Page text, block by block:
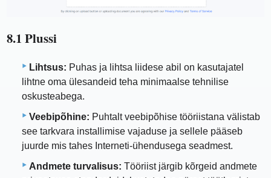
8.1 Plussi
Lihtsus: Puhas ja lihtsa liidese abil on kasutajatel
lihtne oma ülesandeid teha minimaalse tehnilise
oskusteabega.
Veebipõhine: Puhtalt veebipõhise tööriistana välistab
see tarkvara installimise vajaduse ja sellele pääseb
juurde mis tahes Interneti-ühendusega seadmest.
Andmete turvalisus: Tööriist järgib kõrgeid andmete